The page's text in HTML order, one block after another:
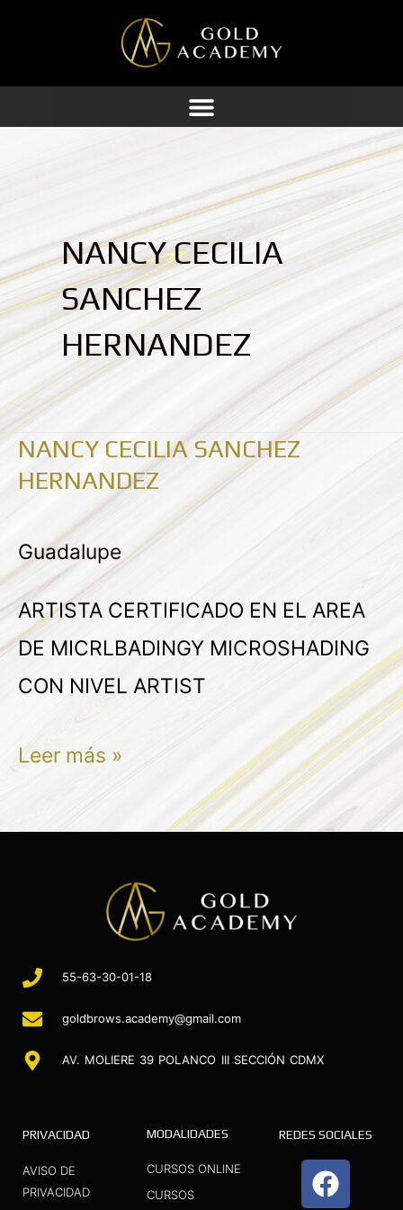
contenido
NANCY CECILIA
SANCHEZ
HERNANDEZ
NANCY CECILIA SANCHEZ
HERNANDEZ
Guadalupe
ARTISTA CERTIFICADO EN EL AREA
DE MICRLBADINGY MICROSHADING
CON NIVEL ARTIST
NANCY
CECILIA
SANCHEZ
HERNANDEZ
Leer más »
55-63-30-01-18
goldbrows.academy@gmail.com
AV. MOLIERE 39 POLANCO III SECCIÓN CDMX
PRIVACIDAD
AVISO DE
PRIVACIDAD
MODALIDADES
CURSOS ONLINE
CURSOS
REDES SOCIALES
F
a
I
n
Y
o